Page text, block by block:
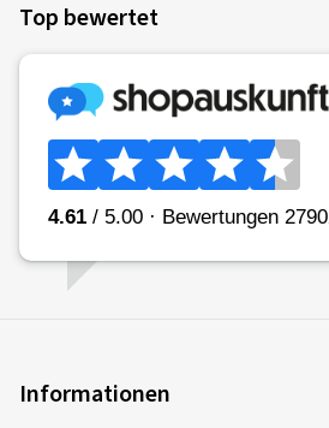
Top bewertet
Informationen